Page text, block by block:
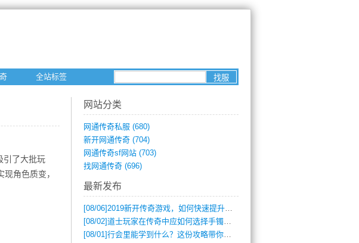
全站标签
引了大批玩
角色质变，
网站分类
网通传奇私服 (680)
新开网通传奇 (704)
网通传奇sf网站 (703)
找网通传奇 (696)
最新发布
[08/06]2019新开传奇游戏，如何快速提升角色等级？
[08/02]道士玩家在传奇中应如何选择手镯装备？
[08/01]行会里能学到什么？这份攻略带你全掌握